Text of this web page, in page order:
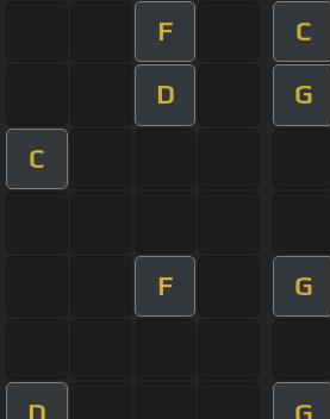
F C
D G
C
F G
D G